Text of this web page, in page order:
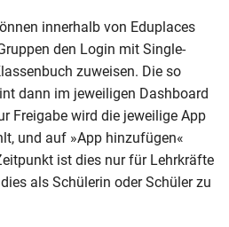
Listenfunktionen
Import + Export
Übertrag nach Magellan
Klassenbucheinträge
Statistik
Darstellungsbeispiele
innerhalb von Eduplaces
den Login mit Single-
zuweisen. Die so
dann im jeweiligen Dashboard
Freigabe wird die jeweilige App
und auf »App hinzufügen«
ist dies nur für Lehrkräfte
als Schülerin oder Schüler zu